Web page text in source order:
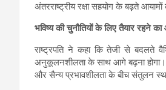
अंतरराष्ट्रीय रक्षा सहयोग के बढ़ते आयामों
भविष्य की चुनौतियों के लिए तैयार रहने का
राष्ट्रपति ने कहा कि तेजी से बदलते
अनुकूलनशीलता के साथ आगे बढ़ना होगा।
और सैन्य प्रभावशीलता के बीच संतुलन